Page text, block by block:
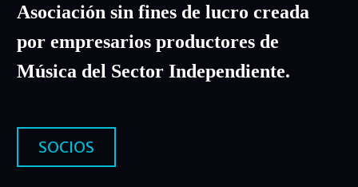
Asociación sin fines de lucro creada
por empresarios productores de
Música del Sector Independiente.
SOCIOS